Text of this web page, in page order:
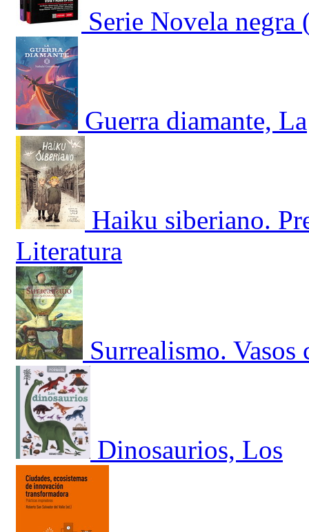
Serie Novela negra
Guerra diamante, La
Haiku siberiano.
Literatura
Surrealismo. Vasos
Dinosaurios, Los